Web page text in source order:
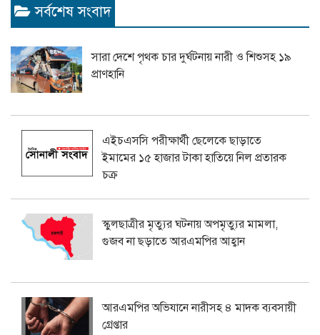
সর্বশেষ সংবাদ
সারা দেশে পৃথক চার দুর্ঘটনায় নারী ও শিশুসহ ১৯
প্রাণহানি
এইচএসসি পরীক্ষার্থী ছেলেকে ছাড়াতে
ইমামের ১৫ হাজার টাকা হাতিয়ে নিল প্রতারক
চক্র
স্কুলছাত্রীর মৃত্যুর ঘটনায় অপমৃত্যুর মামলা,
গুজব না ছড়াতে আরএমপির আহ্বান
আরএমপির অভিযানে নারীসহ ৪ মাদক ব্যবসায়ী
গ্রেপ্তার